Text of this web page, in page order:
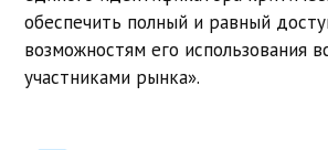
обеспечить полный и равный
возможностям его использования
участниками рынка».